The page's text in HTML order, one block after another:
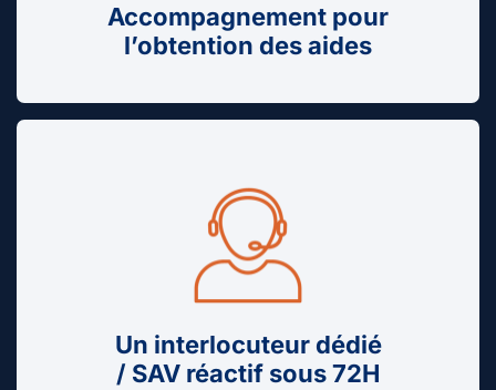
Accompagnement pour
l’obtention des aides
Un interlocuteur dédié
/ SAV réactif sous 72H